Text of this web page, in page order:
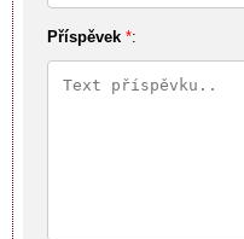
Příspěvek *: